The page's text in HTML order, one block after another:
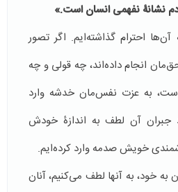
نشانۀ نفهمی انسان است.»
احترام گذاشته‌ایم. اگر تصور
انجام داده‌اند، چه قولی و چه
است، به عزت نفس‌مان خدشه وارد
جبران آن لطف به اندازۀ خودش
خویش صدمه وارد کرده‌ایم.
به خود، به آنها لطف می‌کنیم، آنان